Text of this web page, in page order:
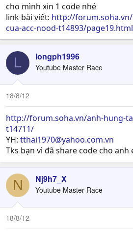
cho mình xin 1 code nhé
link bài viết: http://
cua-acc-nood-t14893/
L longph1996
Youtube Master Race
18/8/12
http://forum.soha.vn/anh-hung-
t14711/
YH: tthai1970@yahoo.com.vn
Tks bạn vì đã share code cho anh
N Nj9h7_X
Youtube Master Race
18/8/12